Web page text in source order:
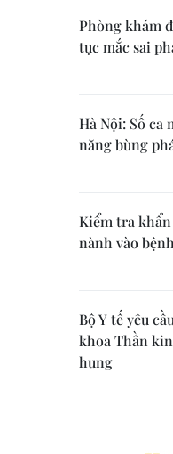
Phòng khám
tục mắc sai
Hà Nội: Số ca
năng bùng
Kiểm tra khẩn
nành vào
Bộ Y tế yêu
khoa Thần
hung